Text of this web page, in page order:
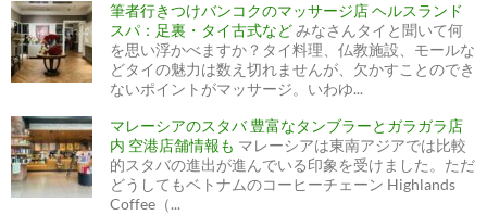
筆者行きつけバンコクのマッサージ店 ヘルスランド
スパ：足裏・タイ古式などみなさんタイと聞いて何
を思い浮かべますか？タイ料理、仏教施設、モールな
どタイの魅力は数え切れませんが、欠かすことのでき
ないポイントがマッサージ。いわゆ...
マレーシアのスタバ 豊富なタンブラーとガラガラ店
内 空港店舗情報も マレーシアは東南アジアでは比較
的スタバの進出が進んでいる印象を受けました。ただ
どうしてもベトナムのコーヒーチェーン Highlands
Coffee（...